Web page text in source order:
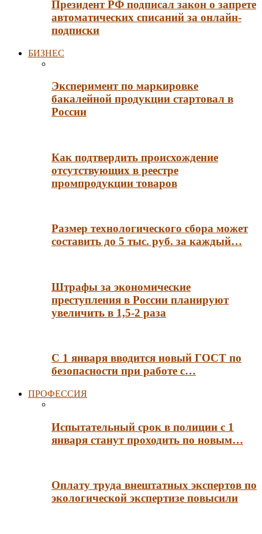
Президент РФ подписал закон о запрете
автоматических списаний за онлайн-
подписки
БИЗНЕС
Эксперимент по маркировке
бакалейной продукции стартовал в
России
Как подтвердить происхождение
отсутствующих в реестре
промпродукции товаров
Размер технологического сбора может
составить до 5 тыс. руб. за каждый…
Штрафы за экономические
преступления в России планируют
увеличить в 1,5-2 раза
С 1 января вводится новый ГОСТ по
безопасности при работе с…
ПРОФЕССИЯ
Испытательный срок в полиции с 1
января станут проходить по новым…
Оплату труда внештатных экспертов по
экологической экспертизе повысили